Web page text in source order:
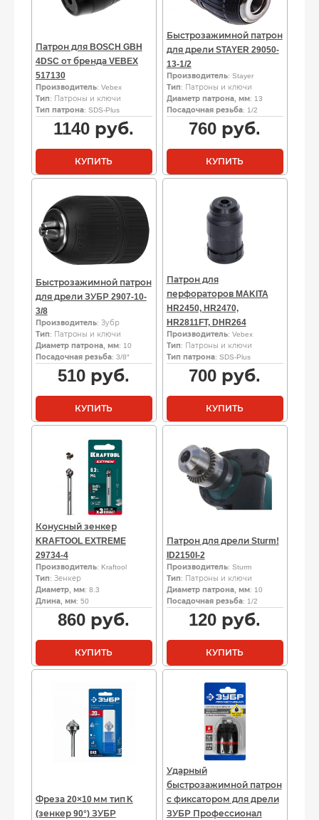
Патрон для BOSCH GBH
4DSC от бренда VEBEX
517130
Производитель: Vebex
Тип: Патроны и ключи
Тип патрона: SDS-Plus
1140 руб.
КУПИТЬ
Быстрозажимной патрон
для дрели STAYER 29050-
13-1/2
Производитель: Stayer
Тип: Патроны и ключи
Диаметр патрона, мм: 13
Посадочная резьба: 1/2
760 руб.
КУПИТЬ
Быстрозажимной патрон
для дрели ЗУБР 2907-10-
3/8
Производитель: Зубр
Тип: Патроны и ключи
Диаметр патрона, мм: 10
Посадочная резьба: 3/8″
510 руб.
КУПИТЬ
Патрон для
перфораторов MAKITA
HR2450, HR2470,
HR2811FT, DHR264
Производитель: Vebex
Тип: Патроны и ключи
Тип патрона: SDS-Plus
700 руб.
КУПИТЬ
Конусный зенкер
KRAFTOOL EXTREME
29734-4
Производитель: Kraftool
Тип: Зенкер
Диаметр, мм: 8.3
Длина, мм: 50
860 руб.
КУПИТЬ
Патрон для дрели Sturm!
ID2150I-2
Производитель: Sturm
Тип: Патроны и ключи
Диаметр патрона, мм: 10
Посадочная резьба: 1/2
120 руб.
КУПИТЬ
Фреза 20×10 мм тип K
(зенкер 90°) ЗУБР
Ударный
быстрозажимной патрон
с фиксатором для дрели
ЗУБР Профессионал